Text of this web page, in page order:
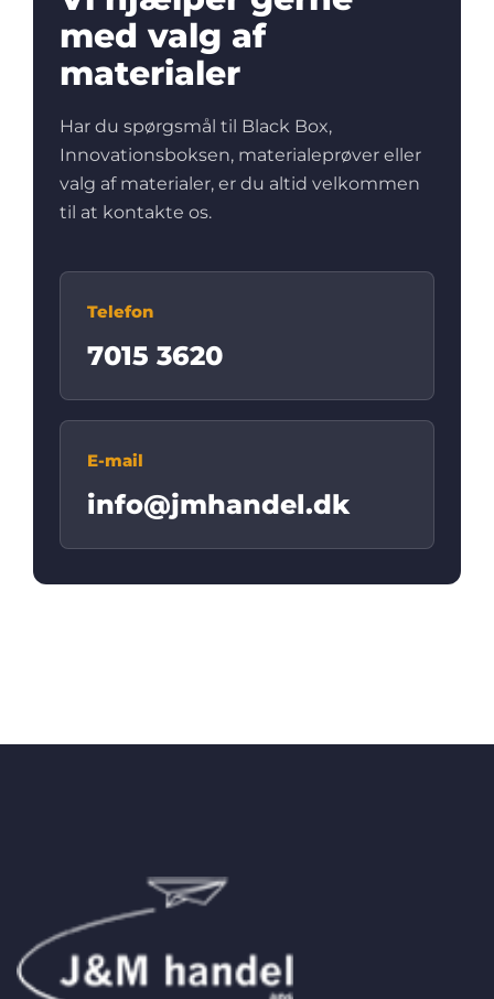
med valg af
materialer
Har du spørgsmål til Black Box,
Innovationsboksen, materialeprøver eller
valg af materialer, er du altid velkommen
til at kontakte os.
Telefon
7015 3620
E-mail
info@jmhandel.dk